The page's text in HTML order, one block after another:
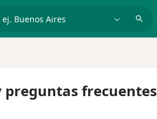
preguntas frecuentes